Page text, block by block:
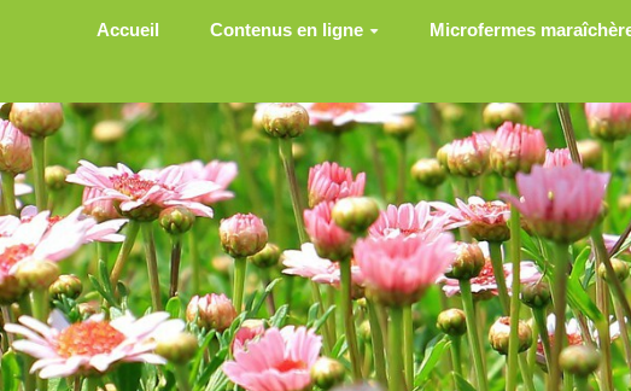
Aller au contenu principal
Accueil Contenus en ligne Microfermes